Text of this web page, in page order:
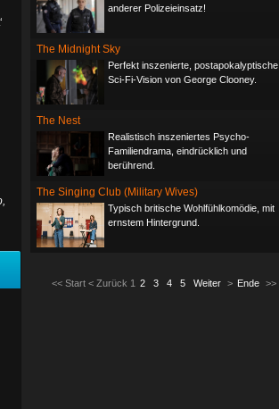
anderer Polizeieinsatz!
The Midnight Sky
Perfekt inszenierte, postapokalyptische
Sci-Fi-Vision von George Clooney.
The Nest
Realistisch inszeniertes Psycho-
Familiendrama, eindrücklich und
berührend.
The Singing Club (Military Wives)
Typisch britische Wohlfühlkomödie, mit
ernstem Hintergrund.
<< Start < Zurück 1 2 3 4 5 Weiter > Ende >>